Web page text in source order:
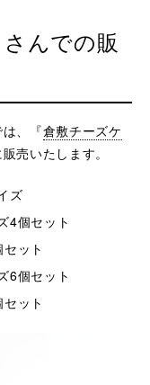
んでの販
、『倉敷チーズケ
売いたします。
ズ
4個セット
ット
6個セット
ット